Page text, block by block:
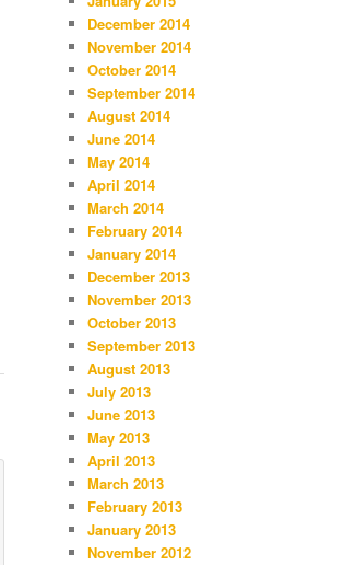
December 2014
November 2014
October 2014
September 2014
August 2014
June 2014
May 2014
April 2014
March 2014
February 2014
January 2014
December 2013
November 2013
October 2013
September 2013
August 2013
July 2013
June 2013
May 2013
April 2013
March 2013
February 2013
January 2013
November 2012